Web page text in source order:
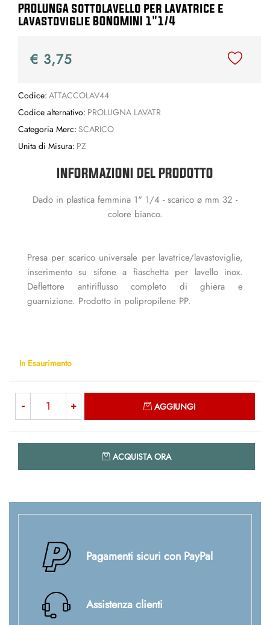
PROLUNGA sottolavello per lavatrice e
lavastoviglie BONOMINI 1"1/4
€ 3,75
Codice: ATTACCOLAV44
Codice alternativo: PROLUGNA LAVATR
Categoria Merc: SCARICO
Unita di Misura: PZ
INFORMAZIONI DEL PRODOTTO
Dado in plastica femmina 1" 1/4 - scarico ø mm 32 -
colore bianco.
Presa per scarico universale per lavatrice/lavastoviglie,
inserimento su sifone a fiaschetta per lavello inox.
Deflettore antiriflusso completo di ghiera e
guarnizione. Prodotto in polipropilene PP.
In Esaurimento
AGGIUNGI
ACQUISTA ORA
Pagamenti sicuri con PayPal
Assistenza clienti